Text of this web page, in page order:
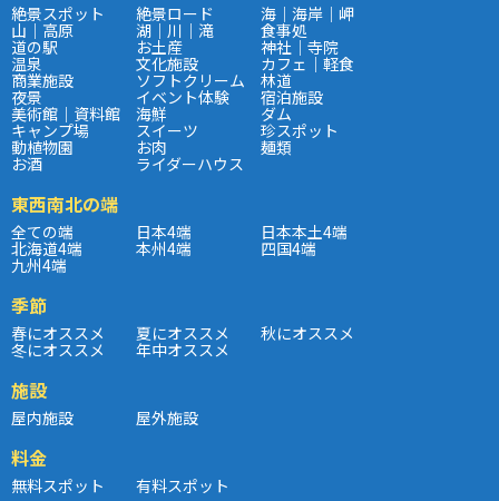
絶景スポット 絶景ロード 海｜海岸｜岬
山｜高原 湖｜川｜滝 食事処
道の駅 お土産 神社｜寺院
温泉 文化施設 カフェ｜軽食
商業施設 ソフトクリーム 林道
夜景 イベント体験 宿泊施設
美術館｜資料館 海鮮 ダム
キャンプ場 スイーツ 珍スポット
動植物園 お肉 麺類
お酒 ライダーハウス
東西南北の端
全ての端 日本4端 日本本土4端
北海道4端 本州4端 四国4端
九州4端
季節
春にオススメ 夏にオススメ 秋にオススメ
冬にオススメ 年中オススメ
施設
屋内施設 屋外施設
料金
無料スポット 有料スポット